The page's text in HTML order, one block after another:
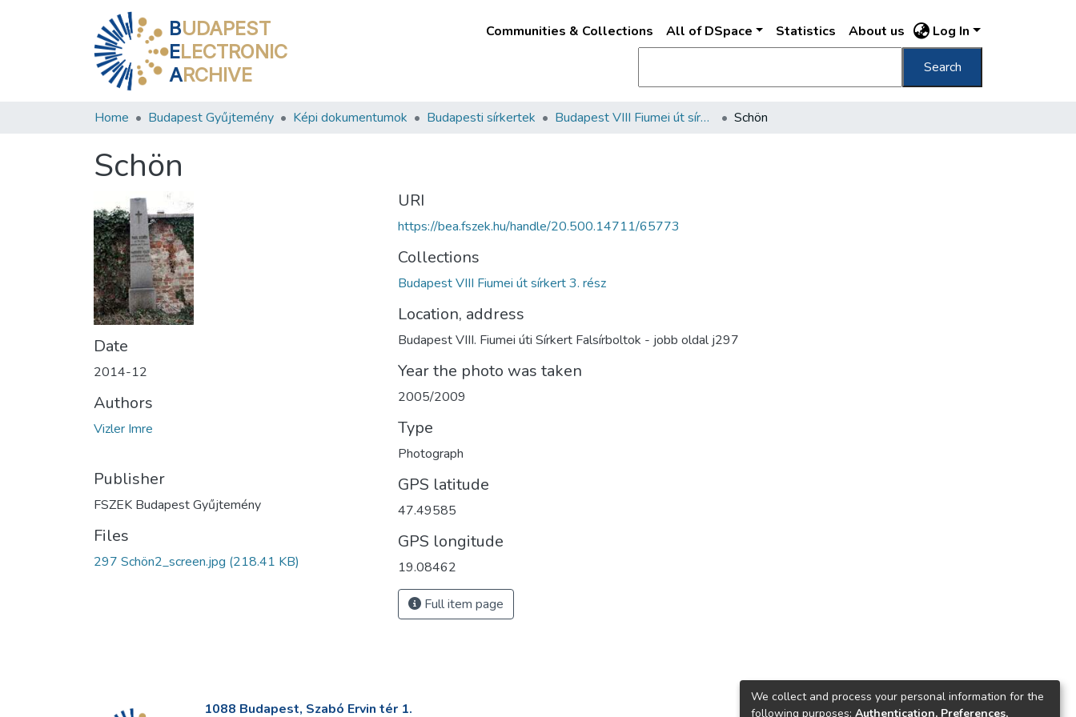
BUDAPEST
ELECTRONIC
ARCHIVE
Communities & Collections All of DSpace Statistics About us Log In
Search
Home Budapest Gyűjtemény Képi dokumentumok Budapesti sírkertek Budapest VIII Fiumei út sírkert 3. rész Schön
Schön
Date
2014-12
Authors
Vizler Imre
Publisher
FSZEK Budapest Gyűjtemény
Files
297 Schön2_screen.jpg (218.41 KB)
URI
https://bea.fszek.hu/handle/20.500.14711/65773
Collections
Budapest VIII Fiumei út sírkert 3. rész
Location, address
Budapest VIII. Fiumei úti Sírkert Falsírboltok - jobb oldal j297
Year the photo was taken
2005/2009
Type
Photograph
GPS latitude
47.49585
GPS longitude
19.08462
Full item page
1088 Budapest, Szabó Ervin tér 1.
We collect and process your personal information for the
following purposes: Authentication, Preferences,